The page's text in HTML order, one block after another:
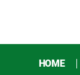
HOME